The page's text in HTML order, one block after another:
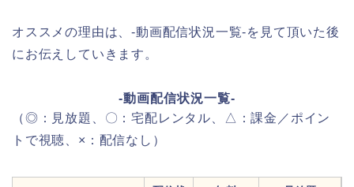
オススメの理由は、-動画配信状況一覧-を見て頂いた後
にお伝えしていきます。
-動画配信状況一覧-
（◎：見放題、〇：宅配レンタル、△：課金／ポイン
トで視聴、×：配信なし）